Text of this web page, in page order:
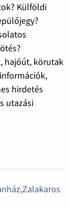
Külföldi
hajóút, körutak
hirdetés
utazási